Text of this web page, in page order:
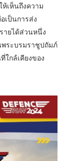
เห็นถึงความ
เป็นการส่ง
ายได้ส่วนหนึ่ง
ระบรมราชูปถัมภ์
ใกล้เคียงของ